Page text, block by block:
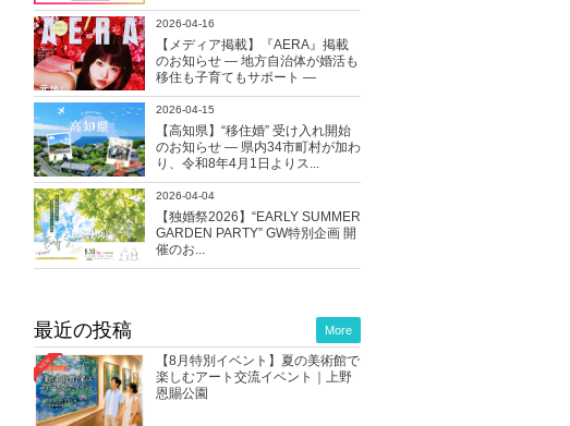
2026-04-16
【メディア掲載】『AERA』掲載
のお知らせ ― 地方自治体が婚活も
移住も子育てもサポート ―
2026-04-15
【高知県】“移住婚” 受け入れ開始
のお知らせ ― 県内34市町村が加わ
り、令和8年4月1日よりス...
2026-04-04
【独婚祭2026】“EARLY SUMMER
GARDEN PARTY” GW特別企画 開
催のお...
最近の投稿
【8月特別イベント】夏の美術館で
楽しむアート交流イベント｜上野
恩賜公園
More